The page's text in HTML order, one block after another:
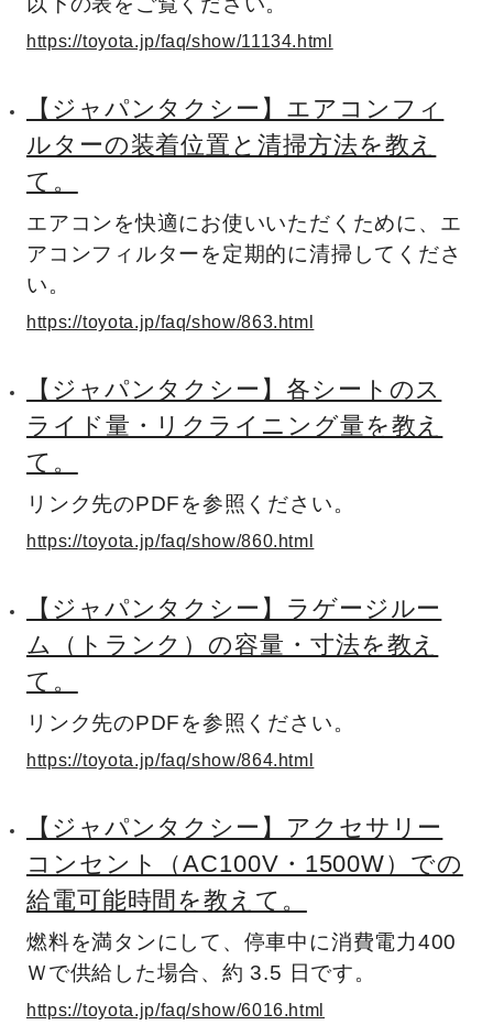
https://toyota.jp/faq/show/11134.html
【ジャパンタクシー】エアコンフィ
ルターの装着位置と清掃方法を教え
て。
エアコンを快適にお使いいただくために、エ
アコンフィルターを定期的に清掃してくださ
い。
https://toyota.jp/faq/show/863.html
【ジャパンタクシー】各シートのス
ライド量・リクライニング量を教え
て。
リンク先のPDFを参照ください。
https://toyota.jp/faq/show/860.html
【ジャパンタクシー】ラゲージルー
ム（トランク）の容量・寸法を教え
て。
リンク先のPDFを参照ください。
https://toyota.jp/faq/show/864.html
【ジャパンタクシー】アクセサリー
コンセント（AC100V・1500W）での
給電可能時間を教えて。
燃料を満タンにして、停車中に消費電力400
Ｗで供給した場合、約 3.5 日です。
https://toyota.jp/faq/show/6016.html